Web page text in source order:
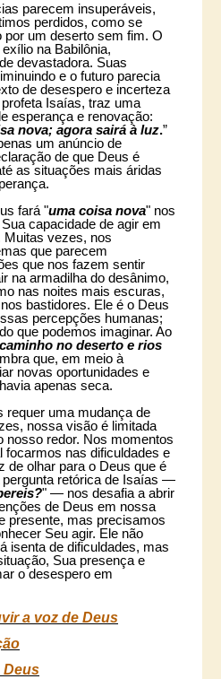
parecem insuperáveis,
perdidos, como se
um deserto sem fim. O
na Babilônia,
devastadora. Suas
e o futuro parecia
de desespero e incerteza
Isaías, traz uma
esperança e renovação:
nova; agora sairá à luz.”
um anúncio de
de que Deus é
as situações mais áridas
fará "uma coisa nova" nos
capacidade de agir em
Muitas vezes, nos
que parecem
que nos fazem sentir
na armadilha do desânimo,
nas noites mais escuras,
bastidores. Ele é o Deus
percepções humanas;
que podemos imaginar. Ao
no deserto e rios
que, em meio à
novas oportunidades e
apenas seca.
requer uma mudança de
nossa visão é limitada
nosso redor. Nos momentos
focarmos nas dificuldades e
de olhar para o Deus que é
pergunta retórica de Isaías —
" — nos desafia a abrir
de Deus em nossa
presente, mas precisamos
Seu agir. Ele não
isenta de dificuldades, mas
Sua presença e
o desespero em
a voz de Deus
Deus